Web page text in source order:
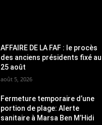
AFFAIRE DE LA FAF : le procès
des anciens présidents fixé au
25 août
août 5, 2026
Fermeture temporaire d’une
portion de plage: Alerte
sanitaire à Marsa Ben M’Hidi